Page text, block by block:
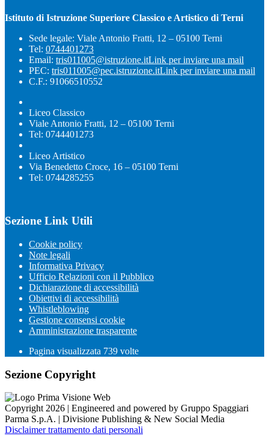
Istituto di Istruzione Superiore Classico e Artistico di Terni
Sede legale: Viale Antonio Fratti, 12 – 05100 Terni
Tel: 0744401273
Email: tris011005@istruzione.itLink per inviare una mail
PEC: tris011005@pec.istruzione.itLink per inviare una mail
C.F.: 91066510552
Liceo Classico
Viale Antonio Fratti, 12 – 05100 Terni
Tel: 0744401273
Liceo Artistico
Via Benedetto Croce, 16 – 05100 Terni
Tel: 0744285255
Sezione Link Utili
Cookie policy
Note legali
Informativa Privacy
Ufficio Relazioni con il Pubblico
Dichiarazione di accessibilità
Obiettivi di accessibilità
Whistleblowing
Gestione consensi cookie
Amministrazione trasparente
Pagina visualizzata 739 volte
Sezione Copyright
Copyright 2026 | Engineered and powered by Gruppo Spaggiari
Parma S.p.A. | Divisione Publishing & New Social Media
Disclaimer trattamento dati personali